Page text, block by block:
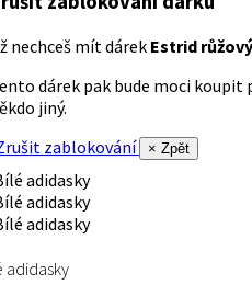
nechceš mít dárek Estrid
dárek pak bude moci koupit
jiný.
zablokování
× Zpět
adidasky